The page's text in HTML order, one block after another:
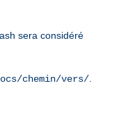
sera considéré
chemin/vers/